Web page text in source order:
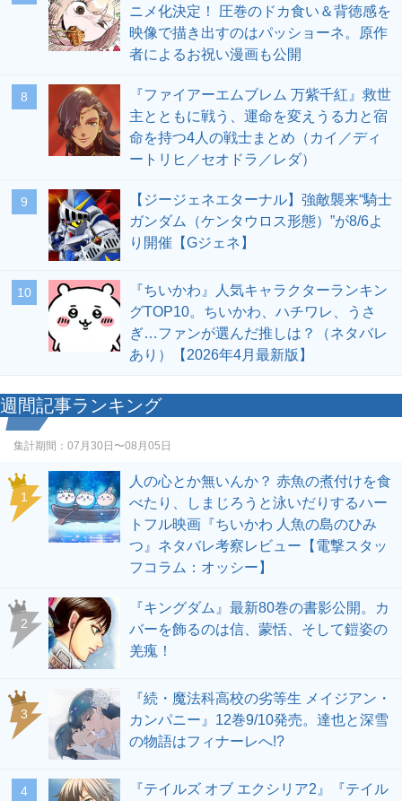
ニメ化決定！ 圧巻のドカ食い＆背徳感を
映像で描き出すのはパッショーネ。原作
者によるお祝い漫画も公開
8
『ファイアーエムブレム 万紫千紅』救世
主とともに戦う、運命を変えうる力と宿
命を持つ4人の戦士まとめ（カイ／ディ
ートリヒ／セオドラ／レダ）
9
【ジージェネエターナル】強敵襲来“騎士
ガンダム（ケンタウロス形態）”が8/6よ
り開催【Gジェネ】
10
『ちいかわ』人気キャラクターランキン
グTOP10。ちいかわ、ハチワレ、うさ
ぎ…ファンが選んだ推しは？（ネタバレ
あり）【2026年4月最新版】
週間記事ランキング
集計期間： 07月30日〜08月05日
1
人の心とか無いんか？ 赤魚の煮付けを食
べたり、しまじろうと泳いだりするハー
トフル映画『ちいかわ 人魚の島のひみ
つ』ネタバレ考察レビュー【電撃スタッ
フコラム：オッシー】
2
『キングダム』最新80巻の書影公開。カ
バーを飾るのは信、蒙恬、そして鎧姿の
羌瘣！
3
『続・魔法科高校の劣等生 メイジアン・
カンパニー』12巻9/10発売。達也と深雪
の物語はフィナーレへ!?
4
『テイルズ オブ エクシリア2』『テイル